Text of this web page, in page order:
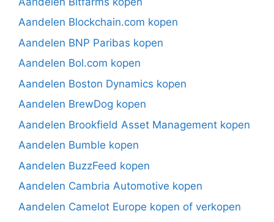
Aandelen Blockchain.com kopen
Aandelen BNP Paribas kopen
Aandelen Bol.com kopen
Aandelen Boston Dynamics kopen
Aandelen BrewDog kopen
Aandelen Brookfield Asset Management kopen
Aandelen Bumble kopen
Aandelen BuzzFeed kopen
Aandelen Cambria Automotive kopen
Aandelen Camelot Europe kopen of verkopen